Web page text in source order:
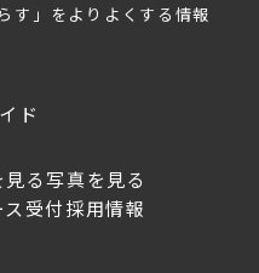
す」をよりよくする情報
ド
見る写真を見る
受付採用情報